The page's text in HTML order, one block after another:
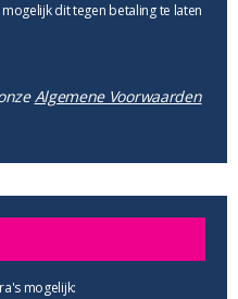
dit tegen betaling te laten
Algemene Voorwaarden
mogelijk: